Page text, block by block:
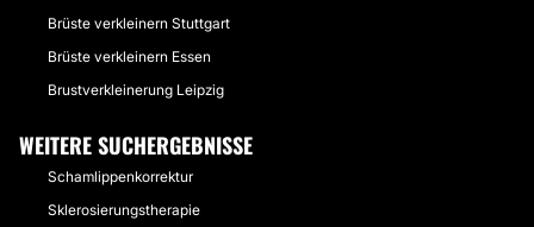
Brüste verkleinern Stuttgart
Brüste verkleinern Essen
Brustverkleinerung Leipzig
WEITERE SUCHERGEBNISSE
Schamlippenkorrektur
Sklerosierungstherapie